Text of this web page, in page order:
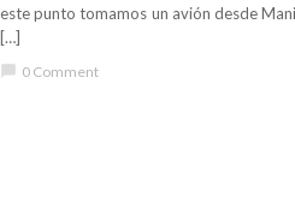
este punto tomamos un avión desde
[…]
chat_bubble 0 Comment